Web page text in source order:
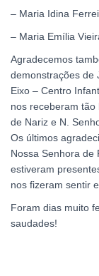
– Maria Idina
– Maria Emília
Agradecemos
demonstrações de
Eixo – Centro
nos receberam tão
de Nariz e N.
Os últimos
Nossa Senhora de
estiveram
nos fizeram sentir
Foram dias muito
saudades!